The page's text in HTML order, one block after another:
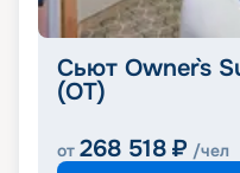
Сьют Owner`s
(OT)
от 268 518 ₽ /чел